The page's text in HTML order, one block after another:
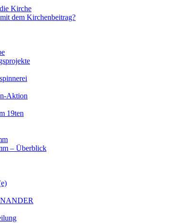
Kirche
dem Kirchenbeitrag?
Aktion
19ten
– Überblick